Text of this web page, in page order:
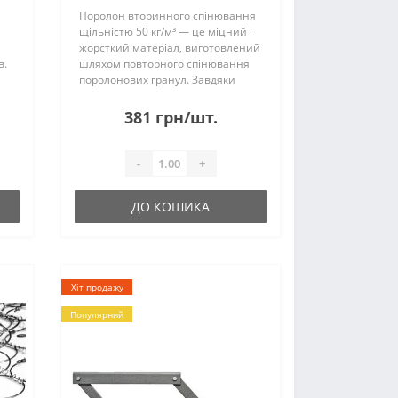
Поролон вторинного спінювання
щільністю 50 кг/м³ — це міцний і
жорсткий матеріал, виготовлений
шляхом повторного спінювання
поролонових гранул. Завдяки
підвищену пружність, витримує
великі навантаження і зберігає
381 грн/шт.
- +
ДО КОШИКА
Хіт продажу
Популярний